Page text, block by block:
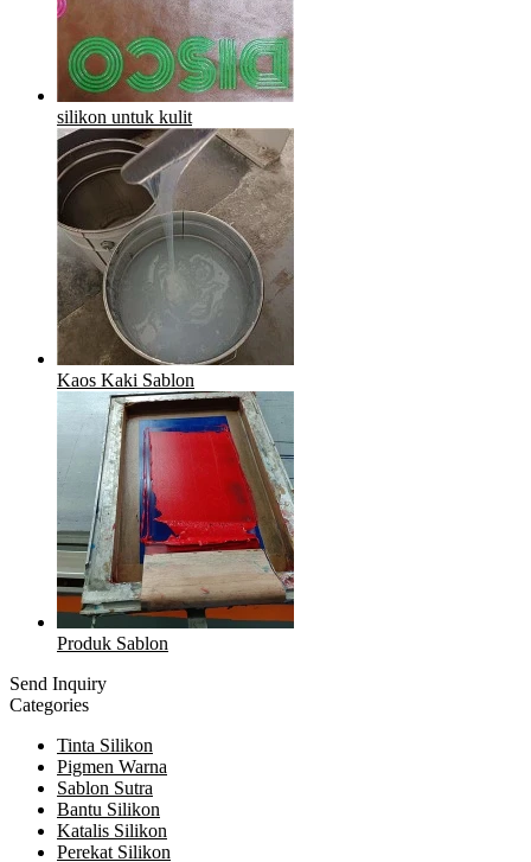
silikon untuk kulit
Kaos Kaki Sablon
Produk Sablon
Send Inquiry
Categories
Tinta Silikon
Pigmen Warna
Sablon Sutra
Bantu Silikon
Katalis Silikon
Perekat Silikon